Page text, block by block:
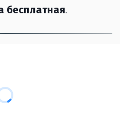
бесплатная.